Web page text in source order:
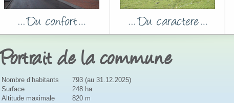
Portrait de la commune
Nombre d’habitants
793 (au 31.12.2025)
Surface
248 ha
Altitude maximale
820 m